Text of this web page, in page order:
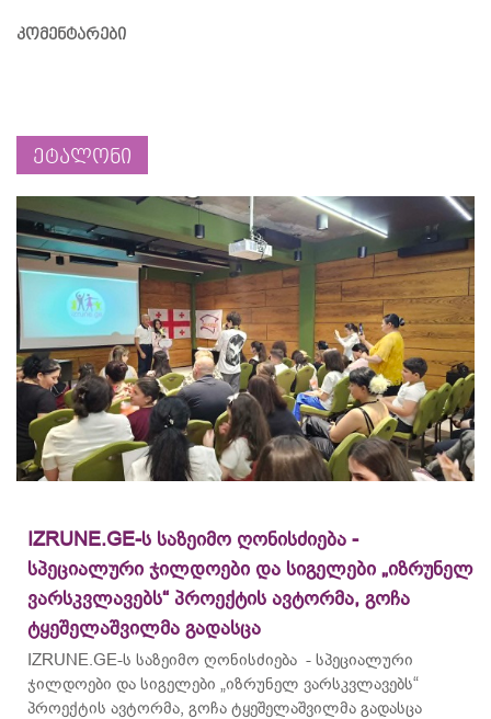
კომენტარები
ეტალონი
IZRUNE.GE-ს საზეიმო ღონისძიება -
სპეციალური ჯილდოები და სიგელები „იზრუნელ
ვარსკვლავებს“ პროექტის ავტორმა, გოჩა
ტყეშელაშვილმა გადასცა
IZRUNE.GE-ს საზეიმო ღონისძიება - სპეციალური
ჯილდოები და სიგელები „იზრუნელ ვარსკვლავებს“
პროექტის ავტორმა, გოჩა ტყეშელაშვილმა გადასცა